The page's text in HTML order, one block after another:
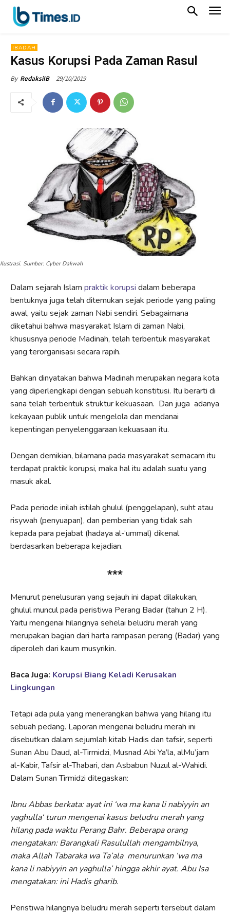
IBADAH
Kasus Korupsi Pada Zaman Rasul
By RedaksiIB 29/10/2019
Ilustrasi. Sumber: Cyber Dakwah
Dalam sejarah Islam praktik korupsi dalam beberapa
bentuknya juga telah ditemukan sejak periode yang paling
awal, yaitu sejak zaman Nabi sendiri. Sebagaimana
diketahui bahwa masyarakat Islam di zaman Nabi,
khususnya periode Madinah, telah terbentuk masyarakat
yang terorganisasi secara rapih.
Bahkan dinyatakan bahwa Madinah merupakan negara kota
yang diperlengkapi dengan sebuah konstitusi. Itu berarti di
sana telah terbentuk struktur kekuasaan. Dan juga adanya
kekayaan publik untuk mengelola dan mendanai
kepentingan penyelenggaraan kekuasaan itu.
Dengan demikian, bilamana pada masyarakat semacam itu
terdapat praktik korupsi, maka hal itu adalah suatu yang
masuk akal.
Pada periode inilah istilah ghulul (penggelapan), suht atau
risywah (penyuapan), dan pemberian yang tidak sah
kepada para pejabat (hadaya al-‘ummal) dikenal
berdasarkan beberapa kejadian.
***
Menurut penelusuran yang sejauh ini dapat dilakukan,
ghulul muncul pada peristiwa Perang Badar (tahun 2 H).
Yaitu mengenai hilangnya sehelai beludru merah yang
merupakan bagian dari harta rampasan perang (Badar) yang
diperoleh dari kaum musyrikin.
Baca Juga: Korupsi Biang Keladi Kerusakan
Lingkungan
Tetapi ada pula yang menerangkan bahwa yang hilang itu
sebuah pedang. Laporan mengenai beludru merah ini
disebutkan dalam sejumlah kitab Hadis dan tafsir, seperti
Sunan Abu Daud, al-Tirmidzi, Musnad Abi Ya’la, alMu’jam
al-Kabir, Tafsir al-Thabari, dan Asbabun Nuzul al-Wahidi.
Dalam Sunan Tirmidzi ditegaskan:
Ibnu Abbas berkata: ayat ini ‘wa ma kana li nabiyyin an
yaghulla‘ turun mengenai kasus beludru merah yang
hilang pada waktu Perang Bahr. Beberapa orang
mengatakan: Barangkali Rasulullahmengambilnya,
maka Allah Tabaraka wa Ta’ala menurunkan ‘wa ma
kana li nabiyyin an yaghulla’ hingga akhir ayat. Abu Isa
mengatakan: ini Hadis gharib.
Peristiwa hilangnya beludru merah seperti tersebut dalam